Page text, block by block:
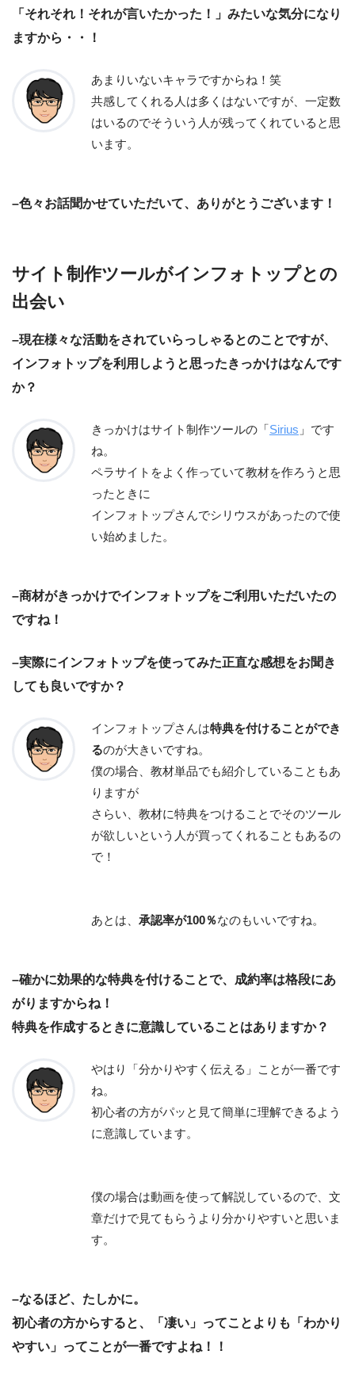
「それそれ！それが言いたかった！」みたいな気分になり
ますから・・！
あまりいないキャラですからね！笑
共感してくれる人は多くはないですが、一定数
はいるのでそういう人が残ってくれていると思
います。
–色々お話聞かせていただいて、ありがとうございます！
サイト制作ツールがインフォトップとの
出会い
–現在様々な活動をされていらっしゃるとのことですが、
インフォトップを利用しようと思ったきっかけはなんです
か？
きっかけはサイト制作ツールの「Sirius 」です
ね。
ペラサイトをよく作っていて教材を作ろうと思
ったときに
インフォトップさんでシリウスがあったので使
い始めました。
–商材がきっかけでインフォトップをご利用いただいたの
ですね！
–実際にインフォトップを使ってみた正直な感想をお聞き
しても良いですか？
インフォトップさんは特典を付けることができ
るのが大きいですね。
僕の場合、教材単品でも紹介していることもあ
りますが
さらい、教材に特典をつけることでそのツール
が欲しいという人が買ってくれることもあるの
で！
あとは、 承認率が100％なのもいいですね。
–確かに効果的な特典を付けることで、成約率は格段にあ
がりますからね！
特典を作成するときに意識していることはありますか？
やはり「分かりやすく伝える」ことが一番です
ね。
初心者の方がパッと見て簡単に理解できるよう
に意識しています。
僕の場合は動画を使って解説しているので、文
章だけで見てもらうより分かりやすいと思いま
す。
–なるほど、たしかに。
初心者の方からすると、「凄い」ってことよりも「わかり
やすい」ってことが一番ですよね！！